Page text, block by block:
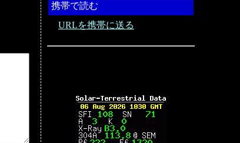
携帯で読む
URLを携帯に送る